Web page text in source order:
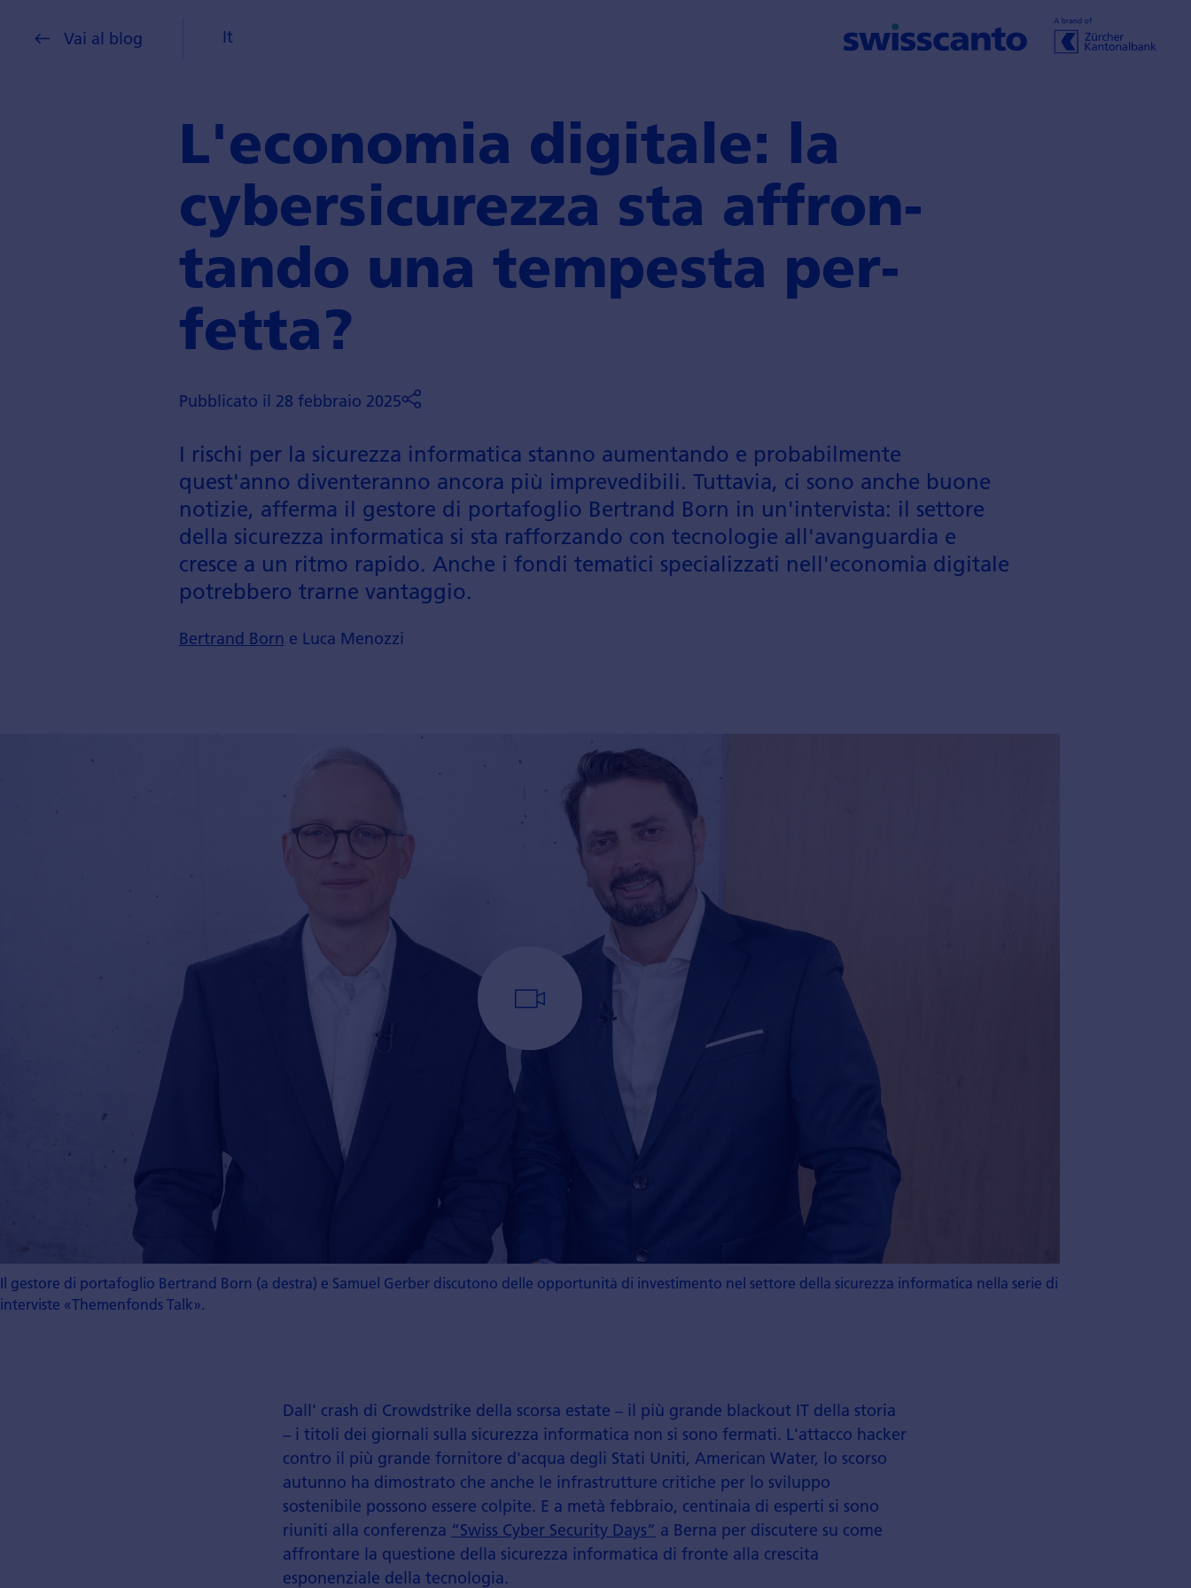
Vai al blog It
L'economia digitale: la
cyber­sicurezza sta affron­
tando una tem­pesta per­
fetta?
Pubblicato il 28 febbraio 2025
I rischi per la sicurezza informatica stanno aumen­tando e probabil­mente
quest'anno diven­teranno ancora più imprevedibili. Tuttavia, ci sono anche buone
notizie, afferma il gestore di portafoglio Bertrand Born in un'intervista: il settore
della sicurezza infor­matica si sta rafforzando con tecnolo­gie all'avan­guardia e
cresce a un ritmo rapido. Anche i fondi tematici specializ­zati nell'economia digitale
po­trebbero trarne van­taggio.
Bertrand Born e Luca Menozzi
Il gestore di portafoglio Bertrand Born (a destra) e Samuel Gerber discutono delle opportunità di investimento nel settore della sicurezza informatica nella serie di
interviste «Themenfonds Talk».
Dall' crash di Crowdstrike della scorsa estate – il più grande blackout IT della storia
– i titoli dei giornali sulla sicurezza informatica non si sono fermati. L'attacco hacker
contro il più grande fornitore d'acqua degli Stati Uniti, American Water, lo scorso
autunno ha dimostrato che anche le infrastrutture critiche per lo sviluppo
sostenibile possono essere colpite. E a metà febbraio, centinaia di esperti si sono
riuniti alla conferenza “Swiss Cyber Security Days” a Berna per discutere su come
affrontare la questione della sicurezza informatica di fronte alla crescita
esponenziale della tecnologia.